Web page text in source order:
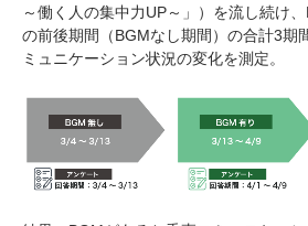
～働く人の集中力UP～」）を流し続け
の前後期間（BGMなし期間）の合計3期
ミュニケーション状況の変化を測定。